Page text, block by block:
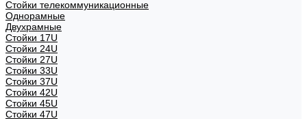
Стойки телекоммуникационные
Однорамные
Двухрамные
Стойки 17U
Стойки 24U
Стойки 27U
Стойки 33U
Стойки 37U
Стойки 42U
Стойки 45U
Стойки 47U